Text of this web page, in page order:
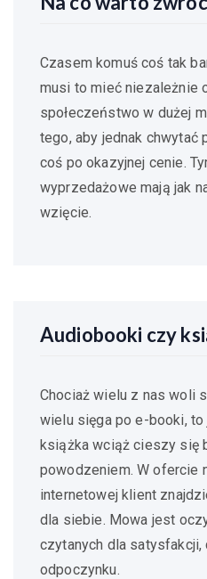
Czasem komuś coś tak
musi to mieć niezależnie
społeczeństwo w dużej
tego, aby jednak chwytać
coś po okazyjnej cenie.
wyprzedażowe mają jak
wzięcie.
Audiobooki czy
Chociaż wielu z nas woli
wielu sięga po e-booki, to
książka wciąż cieszy się
powodzeniem. W ofercie
internetowej klient
dla siebie. Mowa jest
czytanych dla satysfakcji,
odpoczynku.